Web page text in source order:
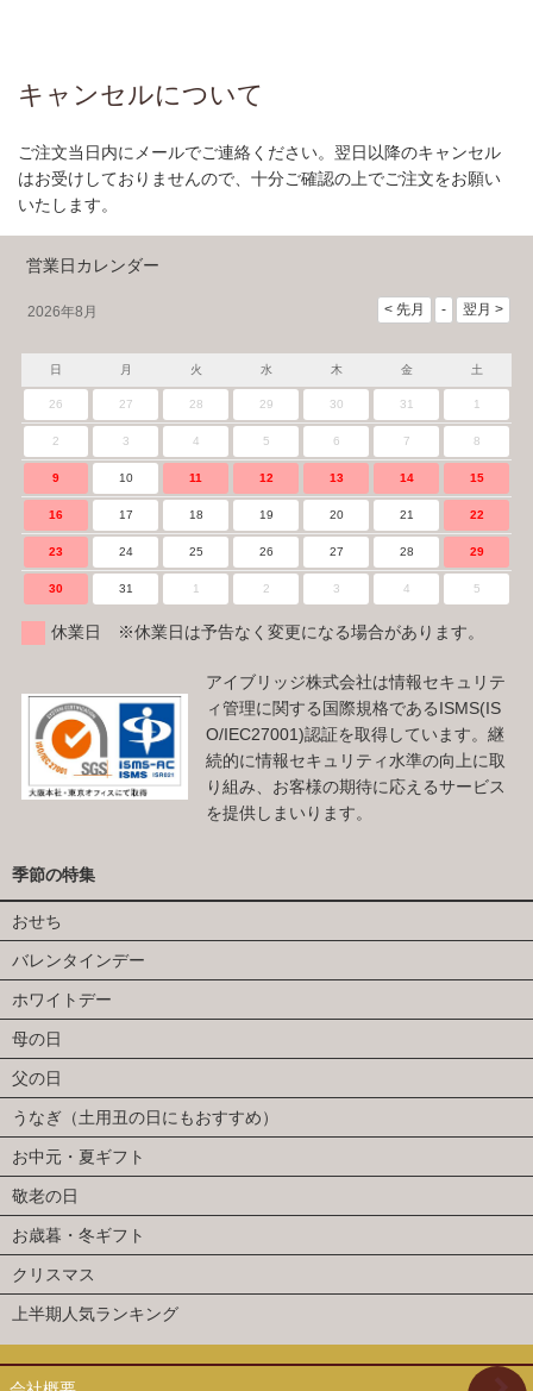
キャンセルについて
ご注文当日内にメールでご連絡ください。翌日以降のキャンセル
はお受けしておりませんので、十分ご確認の上でご注文をお願い
いたします。
営業日カレンダー
2026年8月
日 月 火 水 木 金 土
26 27 28 29 30 31 1
2 3 4 5 6 7 8
9 10 11 12 13 14 15
16 17 18 19 20 21 22
23 24 25 26 27 28 29
30 31 1 2 3 4 5
休業日 ※休業日は予告なく変更になる場合があります。
アイブリッジ株式会社は情報セキュリテ
ィ管理に関する国際規格であるISMS(IS
O/IEC27001)認証を取得しています。継
続的に情報セキュリティ水準の向上に取
り組み、お客様の期待に応えるサービス
を提供しまいります。
季節の特集
おせち
バレンタインデー
ホワイトデー
母の日
父の日
うなぎ（土用丑の日にもおすすめ）
お中元・夏ギフト
敬老の日
お歳暮・冬ギフト
クリスマス
上半期人気ランキング